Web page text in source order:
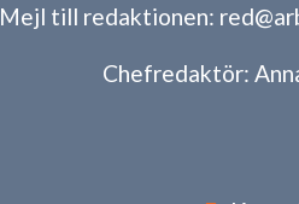
Mejl till redaktionen:
Chefredaktör: